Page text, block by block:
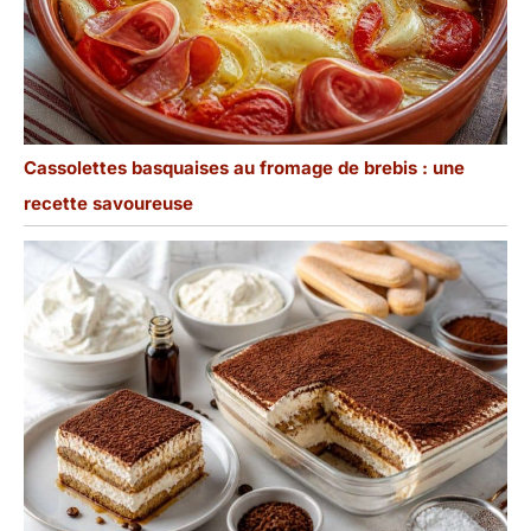
Cassolettes basquaises au fromage de brebis : une
recette savoureuse